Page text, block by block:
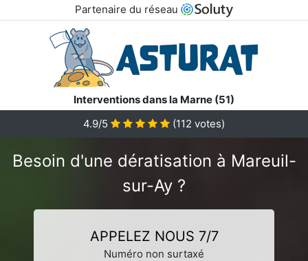
Partenaire du réseau
Interventions dans la Marne (51)
4.9/5 (112 votes)
Besoin d'une dératisation à Mareuil-
sur-Ay ?
APPELEZ NOUS 7/7
Numéro non surtaxé